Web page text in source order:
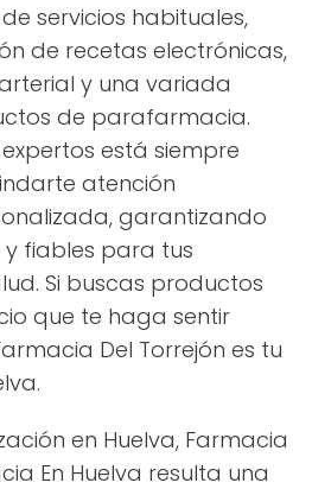
servicios habituales,
de recetas electrónicas,
y una variada
de parafarmacia.
está siempre
atención
garantizando
fiables para tus
Si buscas productos
que te haga sentir
Del Torrejón es tu
en Huelva, Farmacia
En Huelva resulta una